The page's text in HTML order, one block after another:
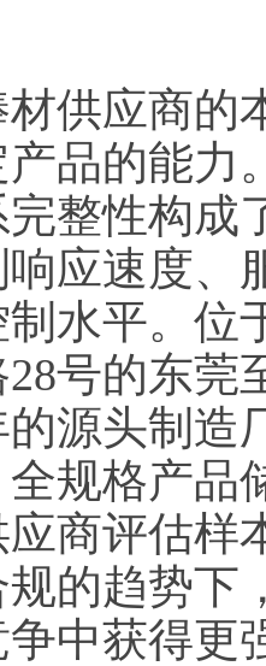
供应商的
品的能力
整性构成
应速度、
水平。位
号的东莞
源头制造
规格产品
商评估样
的趋势下
中获得更